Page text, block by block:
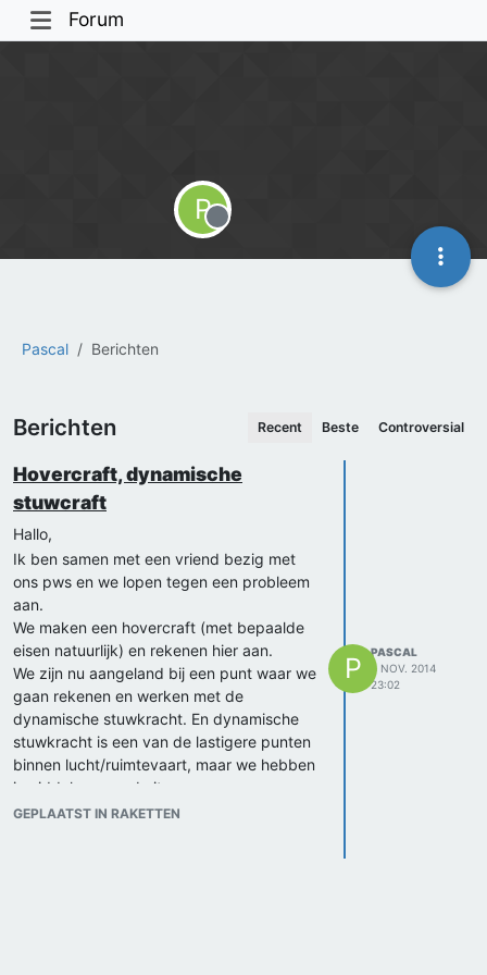
Forum
Pascal Berichten
P
Offline
Berichten Recent Beste Controversial
Hovercraft, dynamische
stuwcraft
Hallo,
Ik ben samen met een vriend bezig met
ons pws en we lopen tegen een probleem
aan.
We maken een hovercraft (met bepaalde
eisen natuurlijk) en rekenen hier aan.
We zijn nu aangeland bij een punt waar we
gaan rekenen en werken met de
dynamische stuwkracht. En dynamische
stuwkracht is een van de lastigere punten
binnen lucht/ruimtevaart, maar we hebben
inmiddels een website waarmee we op
gang geholpen zijn. We hebben het over:
GEPLAATST IN RAKETTEN
P
PASCAL
8 NOV. 2014
23:02